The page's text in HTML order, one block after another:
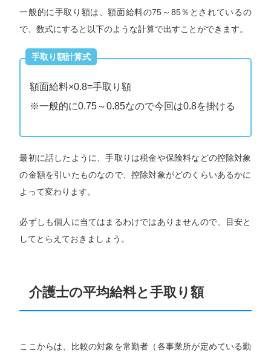
一般的に手取り額は、額面給料の75～85％とされているの
で、数式にすると以下のような計算で出すことができます。
手取り額計算式
額面給料×0.8=手取り額
※一般的に0.75～0.85なので今回は0.8を掛ける
最初に話したように、手取りは税金や保険料などの控除対象
の金額を引いたものなので、控除対象がどのくらいあるかに
よって変わります。
必ずしも個人に当てはまるわけではありませんので、目安と
してとらえておきましょう。
介護士の平均給料と手取り額
ここからは、比較の対象を常勤者（各事業所が定めている勤